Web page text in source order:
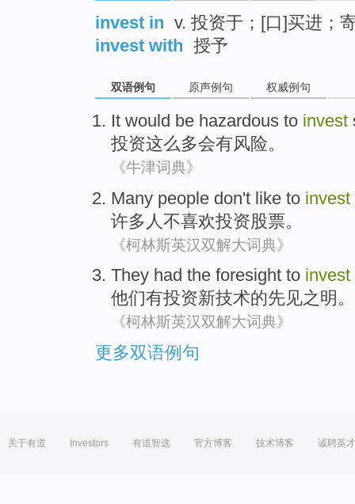
invest in v. 投资于；[口]买进；
invest with 授予
双语例句 原声例句 权威例句
It would be hazardous to invest
投资这么多会有风险。
《牛津词典》
Many people don't like to invest
许多 人 不喜欢投资股票。
《柯林斯英汉双解大词典》
They had the foresight to invest
他们有投资新技术的先见之明 。
《柯林斯英汉双解大词典》
更多双语例句
关于有道 Investors 有道智选 官方博客 技术博客 诚聘英才